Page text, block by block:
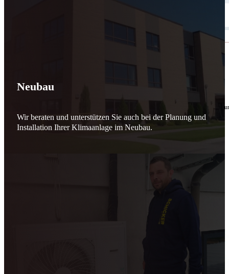
10. Februar 2026
für Sicherheit, Vertrauen
Effizient arbeiten. Ressourcen schonen. Zukunft sichern.
Nicht als Pflicht, sondern aus Überzeugung.
Neubau
Wir beraten und unterstützen Sie auch bei der Planung und
Installation Ihrer Klimaanlage im Neubau.